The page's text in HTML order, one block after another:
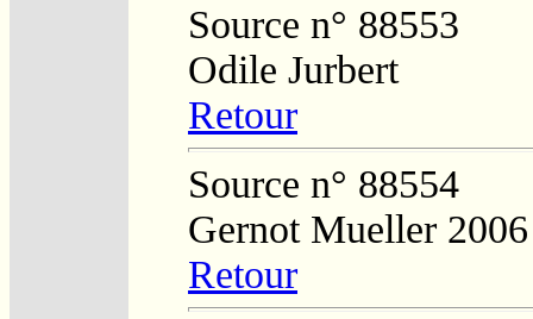
Source n° 88553
Odile Jurbert
Retour
Source n° 88554
Gernot Mueller 2006
Retour